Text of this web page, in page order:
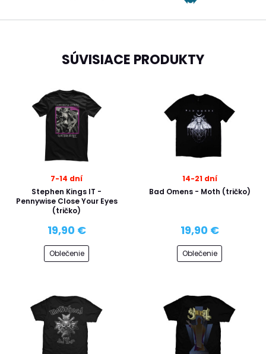
SÚVISIACE PRODUKTY
7-14 dní
Stephen Kings IT -
Pennywise Close Your Eyes
(tričko)
19,90 €
Oblečenie
14-21 dní
Bad Omens - Moth (tričko)
19,90 €
Oblečenie